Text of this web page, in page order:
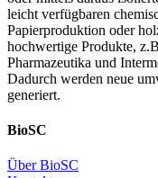
leicht verfügbaren
Papierproduktion oder
hochwertige Produkte,
Pharmazeutika und
Dadurch werden neue
generiert.
BioSC
Über BioSC